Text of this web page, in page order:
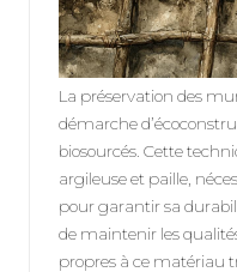
La préservation des
démarche
biosourcés. Cette
argileuse et paille,
pour garantir sa
de maintenir les
propres à ce matériau